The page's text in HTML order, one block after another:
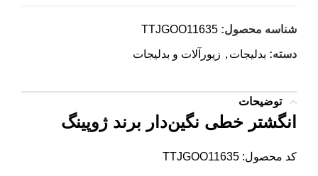
شناسه محصول: TTJGOO11635
دسته: بدلیجات , زیورآلات و بدلیجات
توضیحات
انگشتر خطی نگین‌دار برند ژوپینگ
کد محصول: TTJGOO11635